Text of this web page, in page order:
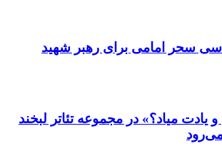
سحر امامی برای رهبر شهید
یادت میاد؟» در مجموعه تئاتر لبخند